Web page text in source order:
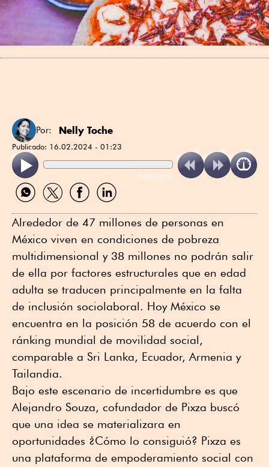
Por: Nelly Toche
Publicado: 16.02.2024 - 01:23
ReadSpeaker
Compartir
por
Compartir
por
Compartir
por
Compartir
por
Alrededor de 47 millones de personas en
México viven en condiciones de pobreza
multidimensional y 38 millones no podrán salir
de ella por factores estructurales que en edad
adulta se traducen principalmente en la falta
de inclusión sociolaboral. Hoy México se
encuentra en la posición 58 de acuerdo con el
ránking mundial de movilidad social,
comparable a Sri Lanka, Ecuador, Armenia y
Tailandia.
Bajo este escenario de incertidumbre es que
Alejandro Souza, cofundador de Pixza buscó
que una idea se materializara en
oportunidades ¿Cómo lo consiguió? Pixza es
una plataforma de empoderamiento social con